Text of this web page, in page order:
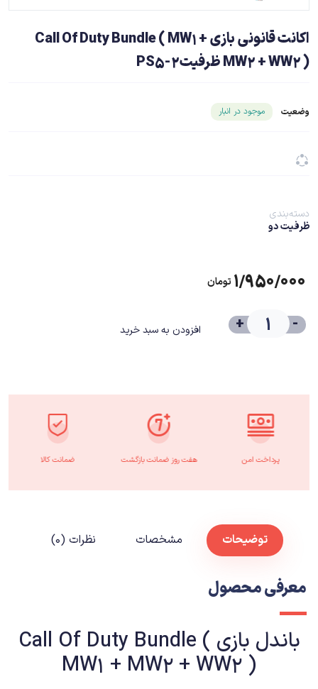
اکانت قانونی بازی Call Of Duty Bundle ( MW1 +
MW2 + WW2 ) ظرفیت2-PS5
وضعیت موجود در انبارشناسه محصول ۲۴۴۹۳
دسته‌بندی
ظرفیت دو
۱/۹۵۰/۰۰۰ تومان
-
+ افزودن به سبد خرید
پرداخت امن هفت روز ضمانت بازگشت ضمانت کالا
توضیحات مشخصات نظرات (۰)
معرفی محصول
باندل بازی Call Of Duty Bundle (
MW1 + MW2 + WW2 )